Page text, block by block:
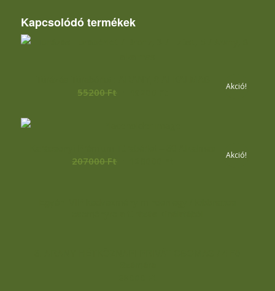
Kapcsolódó termékek
55200Ft Akció!
207000Ft Akció!